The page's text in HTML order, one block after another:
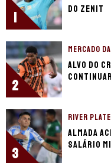
1
do Zenit
2
MERCADO
Alvo do
3
RIVER PLATE
Almada
salário